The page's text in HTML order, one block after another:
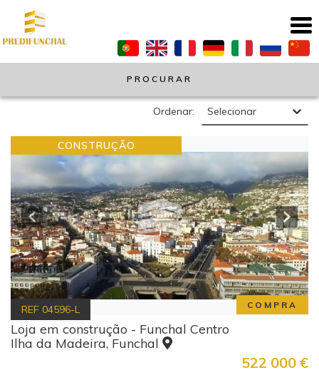
PROCURAR
Ordenar: Selecionar
CONSTRUÇÃO
COMPRA
REF 04596-L
Loja em construção - Funchal Centro
Ilha da Madeira, Funchal
522 000 €